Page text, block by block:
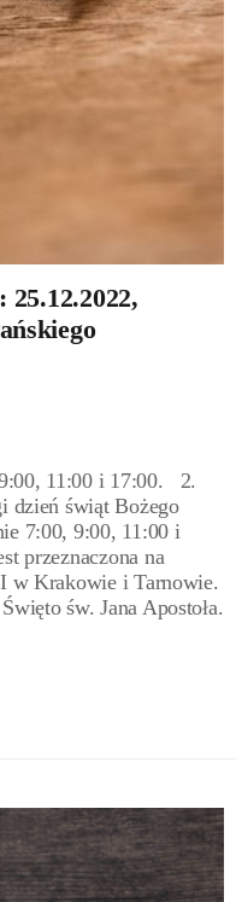
25.12.2022,
11:00 i 17:00. 2.
dzień świąt Bożego
7:00, 9:00, 11:00 i
przeznaczona na
w Krakowie i Tarnowie.
św. Jana Apostoła.